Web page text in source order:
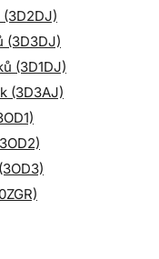
(3D3DJ)
(3D1DJ)
(3D3AJ)